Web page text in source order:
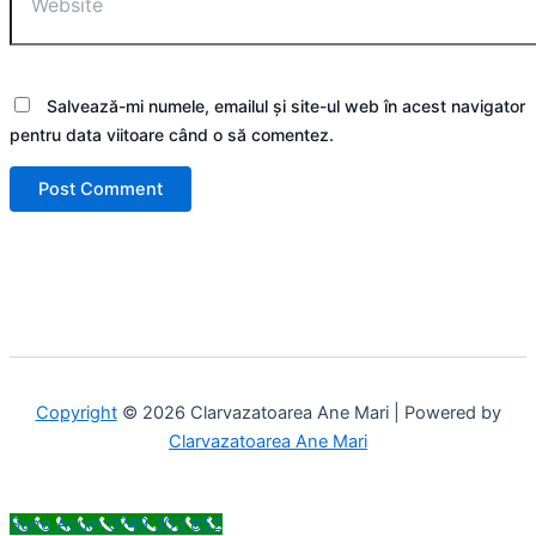
Salvează-mi numele, emailul și site-ul web în acest navigator
pentru data viitoare când o să comentez.
Copyright© 2026 Clarvazatoarea Ane Mari | Powered by
Clarvazatoarea Ane Mari
Suno Acum 0749 303 852